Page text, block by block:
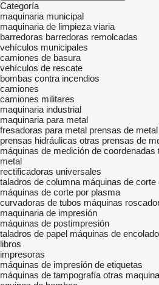
Categoría
maquinaria municipal
maquinaria de limpieza viaria
barredoras barredoras remolcadas
vehículos municipales
camiones de basura
vehículos de rescate
bombas contra incendios
camiones
camiones militares
maquinaria industrial
maquinaria para metal
fresadoras para metal prensas de metal
prensas hidráulicas otras prensas de
máquinas de medición de coordenadas
metal
rectificadoras universales
taladros de columna máquinas de corte
máquinas de corte por plasma
curvadoras de tubos máquinas
maquinaria de impresión
máquinas de postimpresión
taladros de papel máquinas de encolado
libros
impresoras
máquinas de impresión de etiquetas
máquinas de tampografía otras